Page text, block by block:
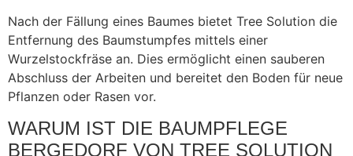
Nach der Fällung eines Baumes bietet Tree Solution die
Entfernung des Baumstumpfes mittels einer
Wurzelstockfräse an. Dies ermöglicht einen sauberen
Abschluss der Arbeiten und bereitet den Boden für neue
Pflanzen oder Rasen vor.
WARUM IST DIE BAUMPFLEGE
BERGEDORF VON TREE SOLUTION